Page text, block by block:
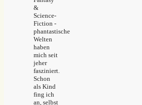
&
Science-
Fiction -
phantastische
Welten
haben
mich seit
jeher
fasziniert.
Schon
als Kind
fing ich
an, selbst